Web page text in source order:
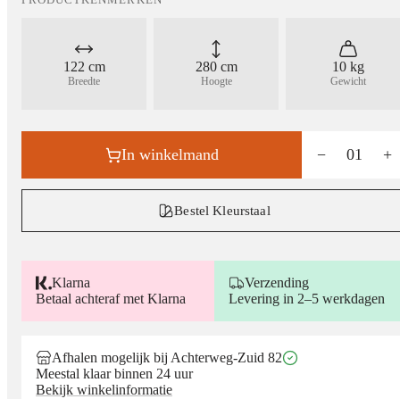
122 cm
Breedte
280 cm
Hoogte
10 kg
Gewicht
In winkelmand − 01 +
Bestel Kleurstaal
Klarna
Betaal achteraf met Klarna
Verzending
Levering in 2–5 werkdagen
Afhalen mogelijk bij Achterweg-Zuid 82
Meestal klaar binnen 24 uur
Bekijk winkelinformatie